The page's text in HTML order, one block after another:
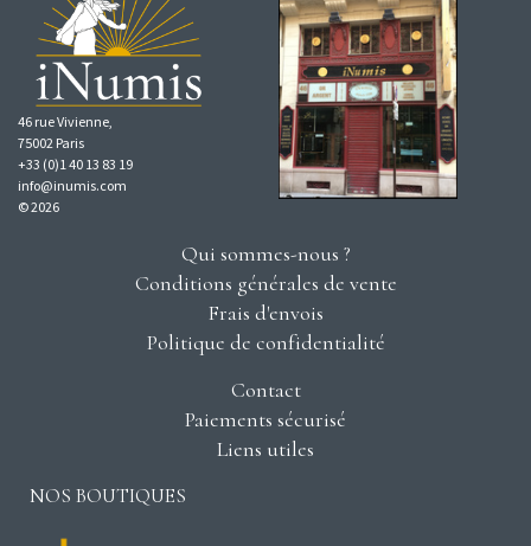
46 rue Vivienne,
75002 Paris
+33 (0)1 40 13 83 19
info@inumis.com
© 2026
Qui sommes-nous ?
Conditions générales de vente
Frais d'envois
Politique de confidentialité
Contact
Paiements sécurisé
Liens utiles
NOS BOUTIQUES